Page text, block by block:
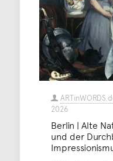
2026
Berlin | Alte
und der